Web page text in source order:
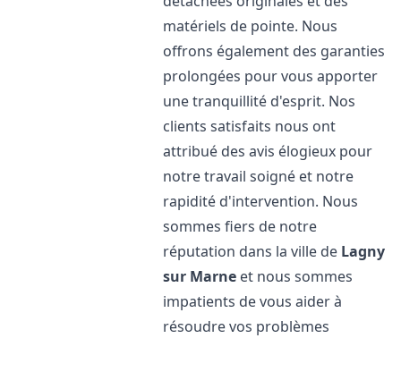
matériels de pointe. Nous
offrons également des garanties
prolongées pour vous apporter
une tranquillité d'esprit. Nos
clients satisfaits nous ont
attribué des avis élogieux pour
notre travail soigné et notre
rapidité d'intervention. Nous
sommes fiers de notre
réputation dans la ville de Lagny
sur Marne et nous sommes
impatients de vous aider à
résoudre vos problèmes